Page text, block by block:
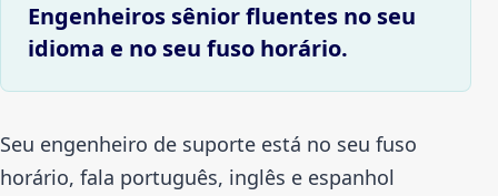
Engenheiros sênior fluentes no seu
idioma e no seu fuso horário.
Seu engenheiro de suporte está no seu fuso
horário, fala português, inglês e espanhol